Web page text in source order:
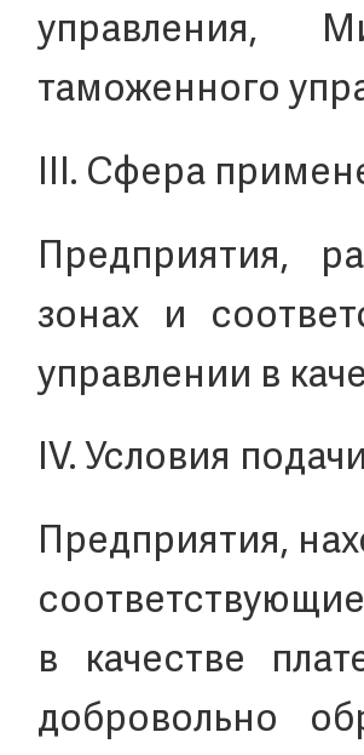
управления,
таможенного
III. Сфера
Предприятия,
зонах и
управлении в
IV. Условия
Предприятия,
в качестве
добровольно